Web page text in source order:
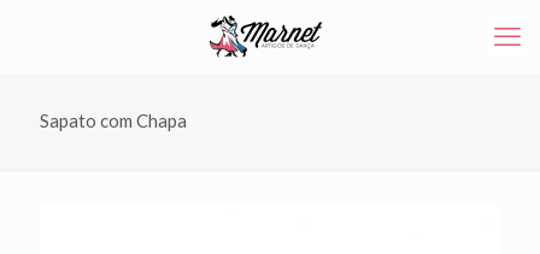
Sapato com Chapa